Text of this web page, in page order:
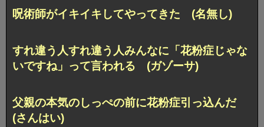
呪術師がイキイキしてやってきた (名無し)
すれ違う人すれ違う人みんなに「花粉症じゃな
いですね」って言われる (ガゾーサ)
父親の本気のしっぺの前に花粉症引っ込んだ
(さんはい)